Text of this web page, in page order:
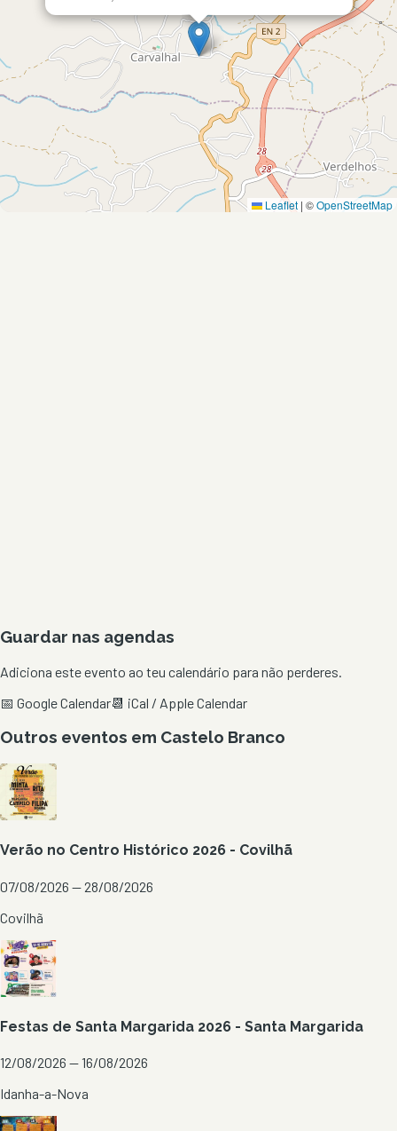
Leaflet | ©OpenStreetMap
Guardar nas agendas
Adiciona este evento ao teu calendário para não perderes.
📅 Google Calendar📆 iCal / Apple Calendar
Outros eventos em Castelo Branco
Verão no Centro Histórico 2026 - Covilhã
07/08/2026 — 28/08/2026
Covilhã
Festas de Santa Margarida 2026 - Santa Margarida
12/08/2026 — 16/08/2026
Idanha-a-Nova